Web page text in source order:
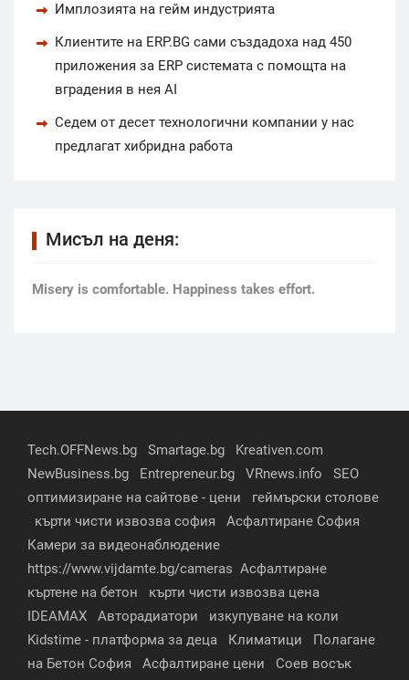
Имплозията на гейм индустрията
Клиентите на ERP.BG сами създадоха над 450
приложения за ERP системата с помощта на
вградения в нея AI
Седем от десет технологични компании у нас
предлагат хибридна работа
Мисъл на деня:
Мisery is comfortable. Happiness takes effort.
Tech.OFFNews.bg Smartage.bg
Kreativen.com
NewBusiness.bg
Entrepreneur.bg VRnews.info
SEO
оптимизиране на сайтове - цени
геймърски столове
кърти чисти извозва софия
Асфалтиране София
Камери за видеонаблюдение
https://www.vijdamte.bg/cameras Асфалтиране
къртене на бетон
кърти чисти извозва цена
IDEAMAX
Авторадиатори
изкупуване на коли
Kidstime - платформа за деца
Климатици
Полагане
на Бетон София
Асфалтиране цени
Соев восък